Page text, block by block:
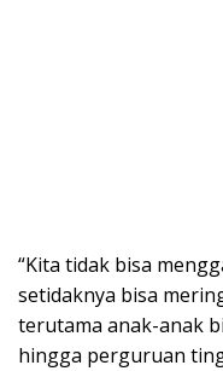
“Kita tidak bisa
setidaknya bisa
terutama anak-anak
hingga perguruan